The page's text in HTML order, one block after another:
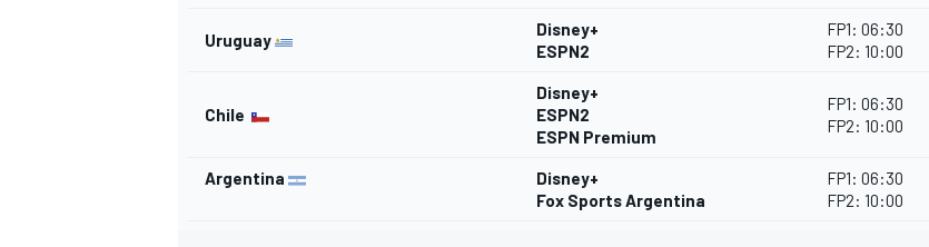
Uruguay
Disney+
ESPN2
FP1: 06:30
FP2: 10:00
Chile
Disney+
ESPN2
ESPN Premium
FP1: 06:30
FP2: 10:00
Argentina
Disney+
Fox Sports Argentina
FP1: 06:30
FP2: 10:00